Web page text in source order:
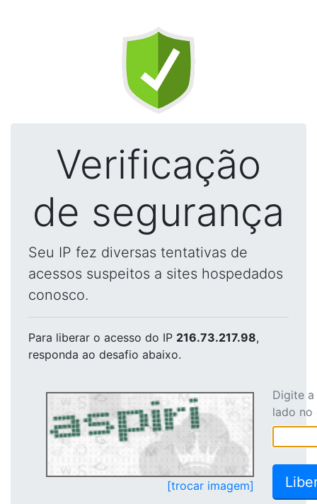
Verificação
de segurança
Seu IP fez diversas tentativas de
acessos suspeitos a sites hospedados
conosco.
Para liberar o acesso do IP 216.73.217.98,
responda ao desafio abaixo.
[trocar imagem]
Digite
lado no